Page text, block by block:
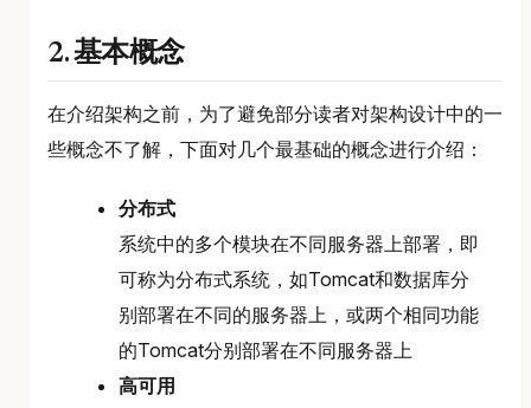
2. 基本概念
在介绍架构之前，为了避免部分读者对架构设计中的一
些概念不了解，下面对几个最基础的概念进行介绍：
分布式
系统中的多个模块在不同服务器上部署，即
可称为分布式系统，如Tomcat和数据库分
别部署在不同的服务器上，或两个相同功能
的Tomcat分别部署在不同服务器上
高可用